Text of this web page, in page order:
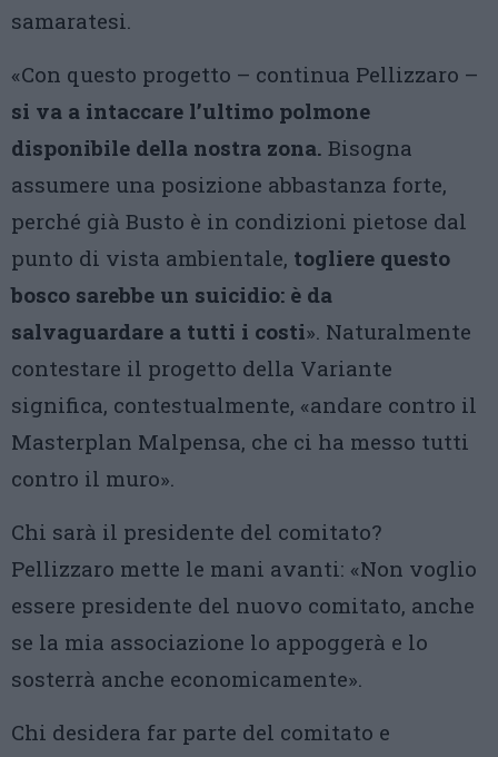
samaratesi.
«Con questo progetto – continua Pellizzaro –
si va a intaccare l’ultimo polmone
disponibile della nostra zona. Bisogna
assumere una posizione abbastanza forte,
perché già Busto è in condizioni pietose dal
punto di vista ambientale, togliere questo
bosco sarebbe un suicidio: è da
salvaguardare a tutti i costi». Naturalmente
contestare il progetto della Variante
significa, contestualmente, «andare contro il
Masterplan Malpensa, che ci ha messo tutti
contro il muro».
Chi sarà il presidente del comitato?
Pellizzaro mette le mani avanti: «Non voglio
essere presidente del nuovo comitato, anche
se la mia associazione lo appoggerà e lo
sosterrà anche economicamente».
Chi desidera far parte del comitato e